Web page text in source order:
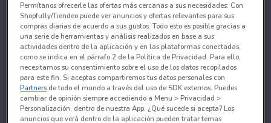
Permítanos ofrecerle las ofertas más cercanas a sus necesidades: Con
Shopfully/Tiendeo puede ver anuncios y ofertas relevantes para sus
compras diarias de acuerdo a sus gustos. Todo esto es posible gracias a
una serie de herramientas y análisis realizados en base a sus
actividades dentro de la aplicación y en las plataformas conectadas,
como se indica en el párrafo 2 de la Política de Privacidad. Para ello,
necesitamos su consentimiento sobre el uso de los datos recopilados
para este fin. Si aceptas compartiremos tus datos personales con
Partners de todo el mundo a través del uso de SDK externos. Puedes
cambiar de opinión siempre accediendo a Menu > Privacidad >
Personalización, dentro de nuestra App. ¿Qué sucede si acepta? Los
anuncios que verá dentro de la aplicación pueden tratar temas